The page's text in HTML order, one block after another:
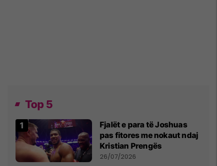
Top 5
Fjalët e para të Joshuas
pas fitores me nokaut ndaj
Kristian Prengës
26/07/2026